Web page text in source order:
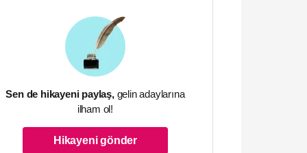
Sen de hikayeni paylaş,gelin adaylarına
ilham ol!
Hikayeni gönder